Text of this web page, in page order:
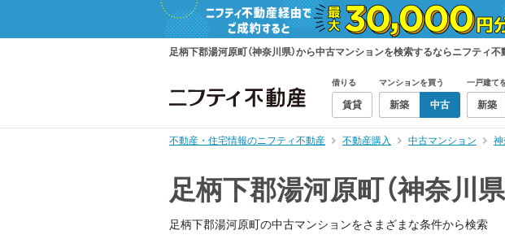
足柄下郡湯河原町（神奈川県）から中古マンションを検索するならニフティ
借りる
賃貸
マンションを買う
新築 中古
一戸建て
新築
不動産・住宅情報のニフティ不動産 不動産購入 中古マンション
足柄下郡湯河原町（神奈川
足柄下郡湯河原町の中古マンションをさまざまな条件から検索